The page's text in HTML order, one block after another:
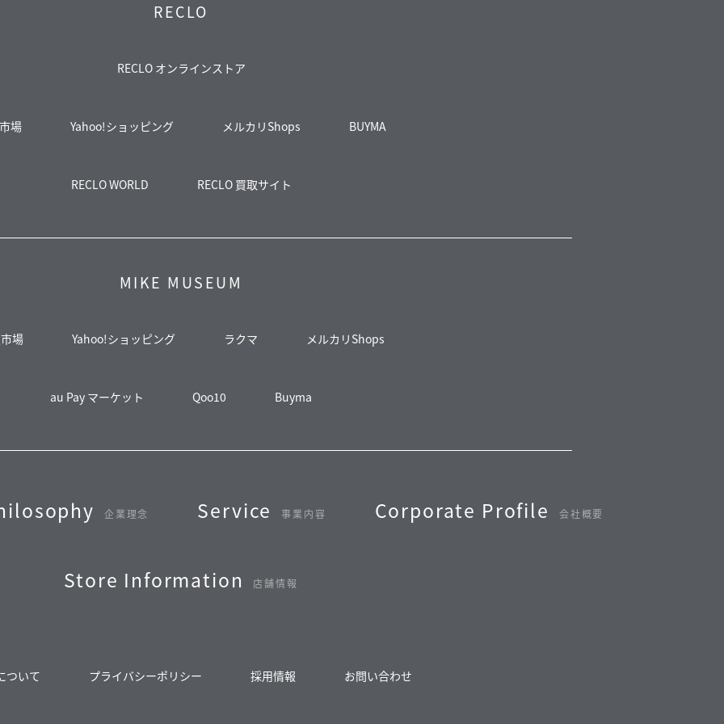
RECLO
RECLO オンラインストア
場 Yahoo!ショッピング メルカリShops BUYMA
RECLO WORLD RECLO 買取サイト
MIKE MUSEUM
場 Yahoo!ショッピング ラクマ メルカリShops
au Pay マーケット Qoo10 Buyma
企業理念 Service 事業内容 Corporate Profile 会社概要
Store Information 店舗情報
ついて プライバシーポリシー 採用情報 お問い合わせ